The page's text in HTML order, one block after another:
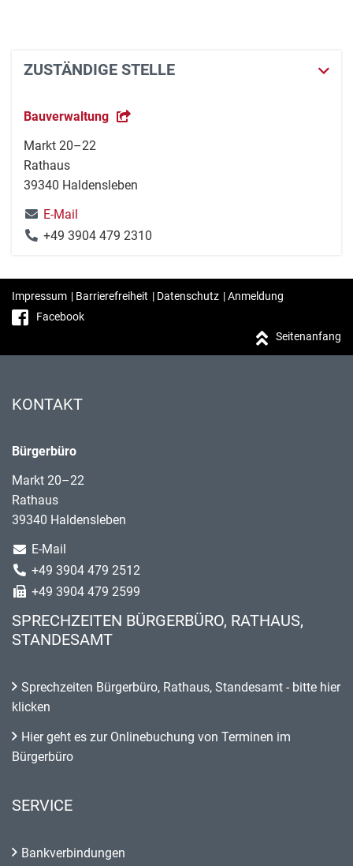
ZUSTÄNDIGE STELLE
Bauverwaltung
Markt 20–22
Rathaus
39340 Haldensleben
E-Mail
+49 3904 479 2310
Impressum | Barrierefreiheit | Datenschutz |Anmeldung
Facebook
Seitenanfang
KONTAKT
Bürgerbüro
Markt 20–22
Rathaus
39340 Haldensleben
E-Mail
+49 3904 479 2512
+49 3904 479 2599
SPRECHZEITEN BÜRGERBÜRO, RATHAUS,
STANDESAMT
Sprechzeiten Bürgerbüro, Rathaus, Standesamt - bitte hier
klicken
Hier geht es zur Onlinebuchung von Terminen im
Bürgerbüro
SERVICE
Bankverbindungen